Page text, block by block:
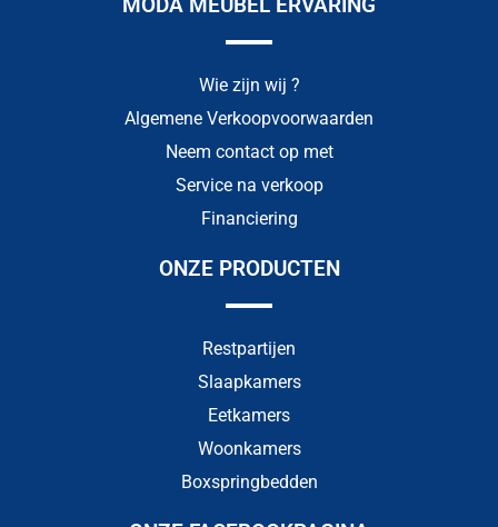
MODA MEUBEL ERVARING
Wie zijn wij ?
Algemene Verkoopvoorwaarden
Neem contact op met
Service na verkoop
Financiering
ONZE PRODUCTEN
Restpartijen
Slaapkamers
Eetkamers
Woonkamers
Boxspringbedden